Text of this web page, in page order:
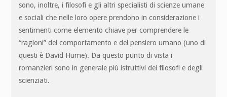
sono, inoltre, i filosofi e gli altri specialisti di scienze umane
e sociali che nelle loro opere prendono in considerazione i
sentimenti come elemento chiave per comprendere le
“ragioni” del comportamento e del pensiero umano (uno di
questi è David Hume). Da questo punto di vista i
romanzieri sono in generale più istruttivi dei filosofi e degli
scienziati.